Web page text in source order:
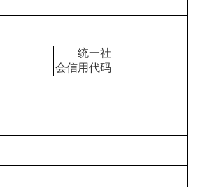
统一社
会信用代码